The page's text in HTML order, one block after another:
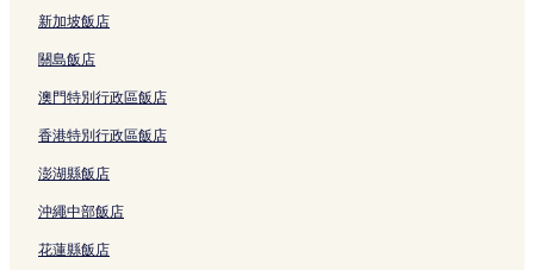
蘇澳冷泉附近的飯店
仁山植物園附近的飯店
安農溪分洪堰風景區附近的飯店
無尾港水鳥保護區附近的飯店
竹林里飯店
冬山河生態綠舟附近的飯店
新加坡飯店
關島飯店
澳門特別行政區飯店
香港特別行政區飯店
澎湖縣飯店
沖繩中部飯店
花蓮縣飯店